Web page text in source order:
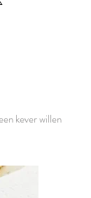
kever willen